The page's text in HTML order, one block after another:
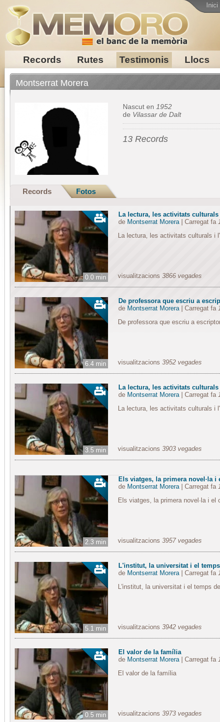
Records Rutes Testimonis Llocs
Inici
Montserrat Morera
Nascut en 1952
de Vilassar de Dalt
13 Records
Records Fotos
0.0 min
La lectura, les activitats
de Montserrat Morera| Carregat fa
La lectura, les activitats culturals i
visualitzacions 3866 vegades
6.4 min
De professora que escriu a
de Montserrat Morera| Carregat fa
De professora que escriu a
visualitzacions 3952 vegades
3.5 min
La lectura, les activitats
de Montserrat Morera| Carregat fa
La lectura, les activitats culturals i
visualitzacions 3903 vegades
2.3 min
Els viatges, la primera novel·la i
de Montserrat Morera| Carregat fa
Els viatges, la primera novel·la i el
visualitzacions 3957 vegades
5.1 min
L'institut, la universitat i el
de Montserrat Morera| Carregat fa
L'institut, la universitat i el temps
visualitzacions 3942 vegades
0.5 min
El valor de la família
de Montserrat Morera| Carregat fa
El valor de la família
visualitzacions 3973 vegades